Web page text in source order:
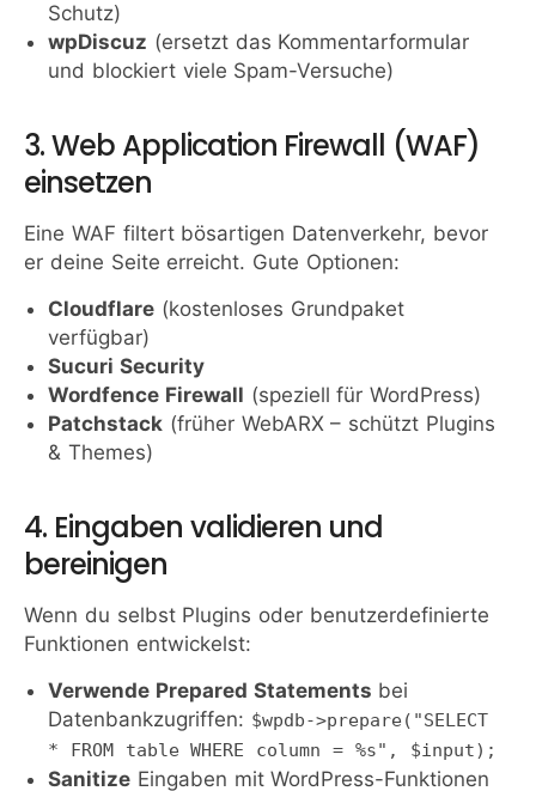
Schutz)
wpDiscuz (ersetzt das Kommentarformular
und blockiert viele Spam-Versuche)
3. Web Application Firewall (WAF)
einsetzen
Eine WAF filtert bösartigen Datenverkehr, bevor
er deine Seite erreicht. Gute Optionen:
Cloudflare (kostenloses Grundpaket
verfügbar)
Sucuri Security
Wordfence Firewall (speziell für WordPress)
Patchstack (früher WebARX – schützt Plugins
& Themes)
4. Eingaben validieren und
bereinigen
Wenn du selbst Plugins oder benutzerdefinierte
Funktionen entwickelst:
Verwende Prepared Statements bei
Datenbankzugriffen: $wpdb->prepare("SELECT
* FROM table WHERE column = %s", $input);
Sanitize Eingaben mit WordPress-Funktionen